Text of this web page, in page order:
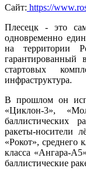
Сайт: https://
Плесецк - это
одновременно
на территории
стартовых
инфраструктура.
В прошлом он
«Циклон-3»,
баллистических
ракеты-носители
«Рокот», среднего
класса «Ангара-
баллистические